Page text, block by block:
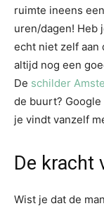
ruimte ineens
uren/dagen! Heb
echt niet zelf aan
altijd nog een
De schilder
de buurt? Google
je vindt vanzelf
De kracht
Wist je dat de